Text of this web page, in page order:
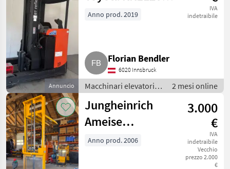
Annuncio
277 Bstd., sehr
IVA
indetraibile
Anno prod. 2019
Florian Bendler
6020 Innsbruck
Macchinari elevatori e
per magazzino /
Carrello elevatore
2 mesi online
Jungheinrich
Ameise
Deichselstapler
3.000
€
IVA
indetraibile
Vecchio
prezzo 2.000
€
Anno prod. 2006